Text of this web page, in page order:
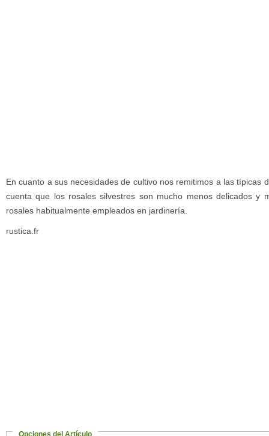
En cuanto a sus necesidades de cultivo nos remitimos a las típicas
cuenta que los rosales silvestres son mucho menos delicados y
rosales habitualmente empleados en jardinería.
rustica.fr
Opciones del Artículo